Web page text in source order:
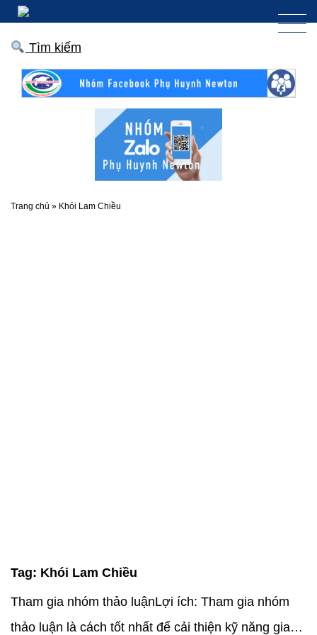
Tìm kiếm
Trang chủ » Khói Lam Chiều
Tag: Khói Lam Chiều
Tham gia nhóm thảo luậnLợi ích: Tham gia nhóm
thảo luận là cách tốt nhất để cải thiện kỹ năng giao